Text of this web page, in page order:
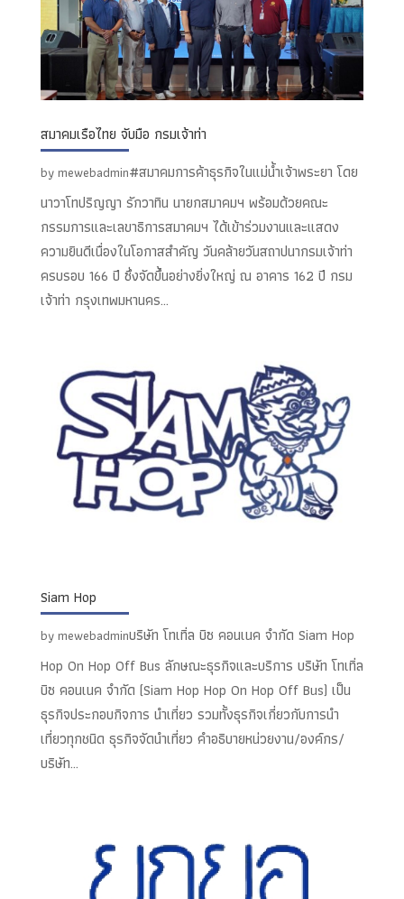
สมาคมเรือไทย จับมือ กรมเจ้าท่า
bymewebadmin#สมาคมการค้าธุรกิจในแม่น้ำเจ้าพระยา โดย
นาวาโทปริญญา รักวาทิน นายกสมาคมฯ พร้อมด้วยคณะ
กรรมการและเลขาธิการสมาคมฯ ได้เข้าร่วมงานและแสดง
ความยินดีเนื่องในโอกาสสำคัญ วันคล้ายวันสถาปนากรมเจ้าท่า
ครบรอบ 166 ปี ซึ่งจัดขึ้นอย่างยิ่งใหญ่ ณ อาคาร 162 ปี กรม
เจ้าท่า กรุงเทพมหานคร...
Siam Hop
bymewebadminบริษัท โทเทิ่ล บิซ คอนเนค จำกัด Siam Hop
Hop On Hop Off Bus ลักษณะธุรกิจและบริการ บริษัท โทเทิ่ล
บิซ คอนเนค จำกัด (Siam Hop Hop On Hop Off Bus) เป็น
ธุรกิจประกอบกิจการ นำเที่ยว รวมทั้งธุรกิจเกี่ยวกับการนำ
เที่ยวทุกชนิด ธุรกิจจัดนำเที่ยว คำอธิบายหน่วยงาน/องค์กร/
บริษัท...